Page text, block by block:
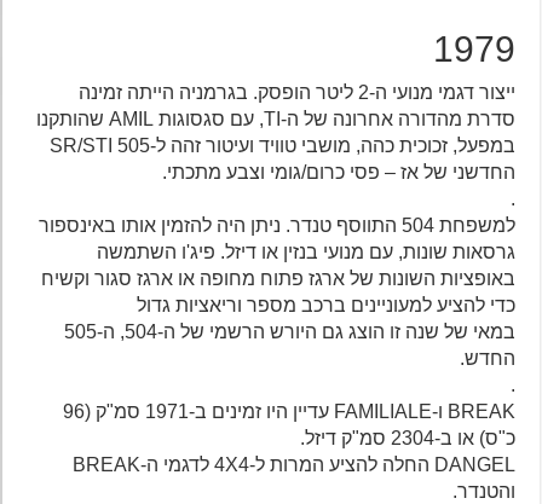
1979
ייצור דגמי מנועי ה-2 ליטר הופסק. בגרמניה הייתה זמינה
סדרת מהדורה אחרונה של ה-TI, עם סגסוגות AMIL שהותקנו
במפעל, זכוכית כהה, מושבי טוויד ועיטור זהה ל-505 SR/STI
החדשני של אז – פסי כרום/גומי וצבע מתכתי.
למשפחת 504 התווסף טנדר. ניתן היה להזמין אותו באינספור
גרסאות שונות, עם מנועי בנזין או דיזל. פיג'ו השתמשה
באופציות השונות של ארגז פתוח מחופה או ארגז סגור וקשיח
כדי להציע למעוניינים ברכב מספר וריאציות גדול
במאי של שנה זו הוצג גם היורש הרשמי של ה-504, ה-505
החדש.
BREAK ו-FAMILIALE עדיין היו זמינים ב-1971 סמ"ק (96
כ"ס) או ב-2304 סמ"ק דיזל.
DANGEL החלה להציע המרות ל-4X4 לדגמי ה-BREAK
והטנדר.